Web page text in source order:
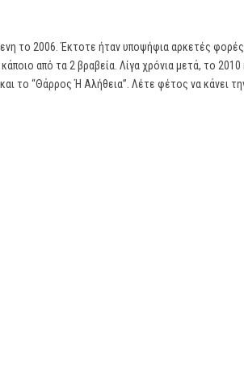
το 2006. Έκτοτε ήταν υποψήφια αρκετές φορές
από τα 2 βραβεία. Λίγα χρόνια μετά, το
το “Θάρρος Ή Αλήθεια”. Λέτε φέτος να κάνει